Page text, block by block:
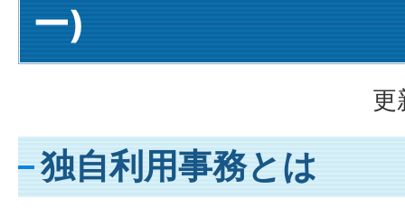
ー)
更
独自利用事務とは